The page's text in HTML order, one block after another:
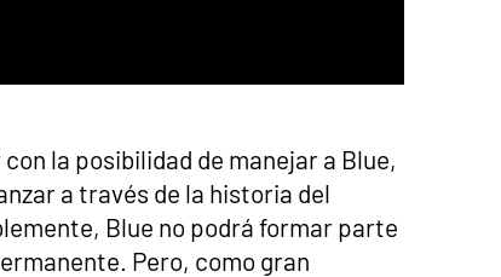
la posibilidad de manejar a Blue,
a través de la historia del
Blue no podrá formar parte
Pero, como gran